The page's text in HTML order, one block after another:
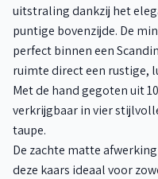
uitstraling dankzij het
puntige bovenzijde. De
perfect binnen een
ruimte direct een rustige,
Met de hand gegoten uit
verkrijgbaar in vier
taupe.
De zachte matte
deze kaars ideaal voor